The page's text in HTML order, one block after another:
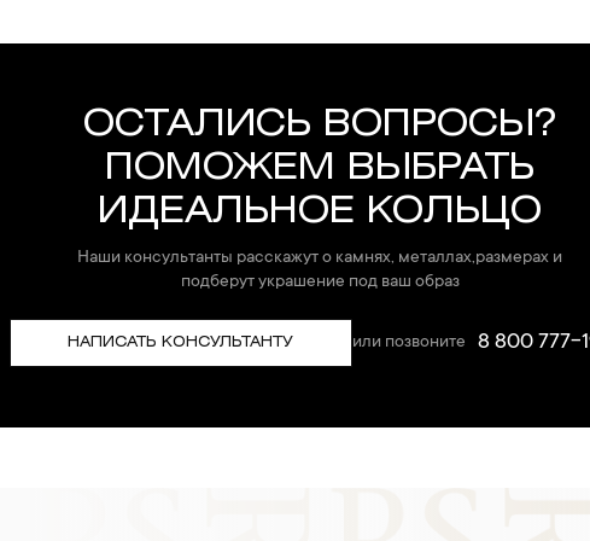
ОСТАЛИСЬ ВОПРОСЫ?
ПОМОЖЕМ ВЫБРАТЬ
ИДЕАЛЬНОЕ КОЛЬЦО
Наши консультанты расскажут о камнях, металлах,размерах и
подберут украшение под ваш образ
НАПИСАТЬ КОНСУЛЬТАНТУ или позвоните 8 800 777-